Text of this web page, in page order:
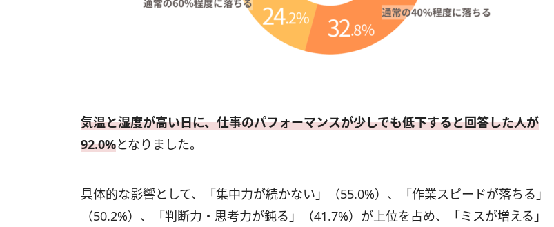
気温と湿度が高い日に、仕事のパフォーマンスが少しでも低下すると回答した人が
92.0%となりました。
具体的な影響として、「集中力が続かない」（55.0%）、「作業スピードが落ちる」
（50.2%）、「判断力・思考力が鈍る」（41.7%）が上位を占め、「ミスが増える」